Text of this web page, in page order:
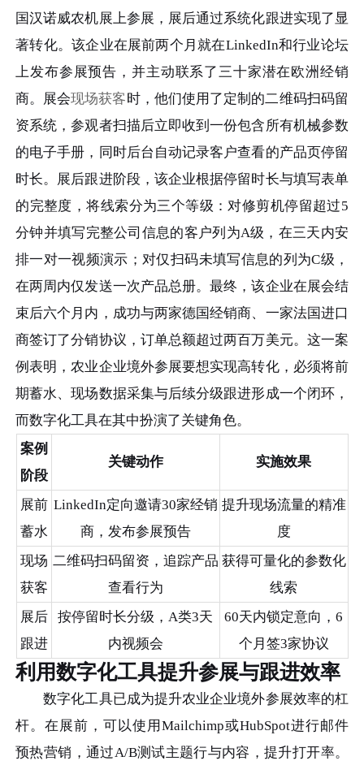
国汉诺威农机展上参展，展后通过系统化跟进实现了显
著转化。该企业在展前两个月就在LinkedIn和行业论坛
上发布参展预告，并主动联系了三十家潜在欧洲经销
商。展会现场获客时，他们使用了定制的二维码扫码留
资系统，参观者扫描后立即收到一份包含所有机械参数
的电子手册，同时后台自动记录客户查看的产品页停留
时长。展后跟进阶段，该企业根据停留时长与填写表单
的完整度，将线索分为三个等级：对修剪机停留超过5
分钟并填写完整公司信息的客户列为A级，在三天内安
排一对一视频演示；对仅扫码未填写信息的列为C级，
在两周内仅发送一次产品总册。最终，该企业在展会结
束后六个月内，成功与两家德国经销商、一家法国进口
商签订了分销协议，订单总额超过两百万美元。这一案
例表明，农业企业境外参展要想实现高转化，必须将前
期蓄水、现场数据采集与后续分级跟进形成一个闭环，
而数字化工具在其中扮演了关键角色。
案例
阶段
关键动作 实施效果
展前
蓄水
LinkedIn定向邀请30家经销
商，发布参展预告
提升现场流量的精准
度
现场
获客
二维码扫码留资，追踪产品
查看行为
获得可量化的参数化
线索
展后
跟进
按停留时长分级，A类3天
内视频会
60天内锁定意向，6
个月签3家协议
利用数字化工具提升参展与跟进效率
数字化工具已成为提升农业企业境外参展效率的杠
杆。在展前，可以使用Mailchimp或HubSpot进行邮件
预热营销，通过A/B测试主题行与内容，提升打开率。